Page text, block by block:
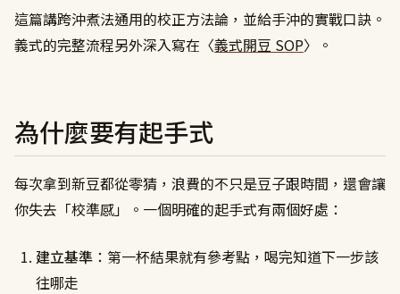
這篇講跨沖煮法通用的校正方法論，並給手沖的實戰口訣。
義式的完整流程另外深入寫在〈義式開豆 SOP〉。
為什麼要有起手式
每次拿到新豆都從零猜，浪費的不只是豆子跟時間，還會讓
你失去「校準感」。一個明確的起手式有兩個好處：
建立基準 ：第一杯結果就有參考點，喝完知道下一步該
往哪走